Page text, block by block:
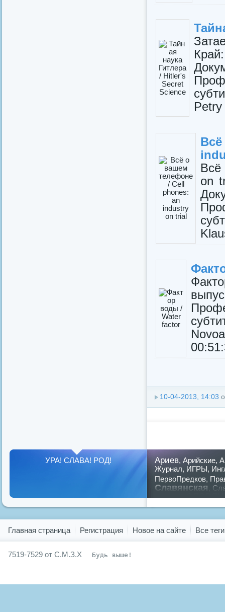
on
10-04-2013, 14:03
Ариев, Арийские,
Журнал, ИГРЫ,
ПервоПредков,
Славянская
русский,славян
УРА! СЛАВА! РОД!
Главная страница Регистрация Новое на сайте Все теги
7519-7529 от С.М.З.Х Будь выше!